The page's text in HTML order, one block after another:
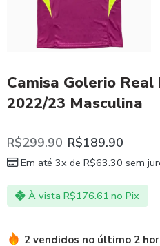
Camisa Golerio
2022/23 Masculina
R$299.90 R$189.90
Em até 3x de R$63.30 sem
À vista R$176.61 no Pix
2 vendidos no último 2